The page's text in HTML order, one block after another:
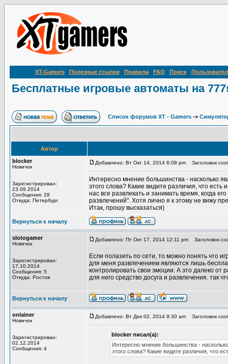
XT-Gamers Полезные ссылки Правила FAQ Поиск
Бесплатные игровые автоматы на
Список форумов XT - Gamers ->
Автор
blocker
Новичок
Зарегистрирован:
23.09.2014
Сообщения: 28
Откуда: Петербург
Добавлено: Вт Окт 14, 2014 6:08 pm Заголовок
Интересно мнение большинства - насколько
этого слова? Какие видите различия, что
нас все развлекать и занимать время, когда
развлечений". Хотя лично я к этому не вижу
Итак, прошу высказаться)
Вернуться к началу
slotogamer
Новичок
Зарегистрирован:
17.10.2014
Сообщения: 5
Откуда: Ростов
Добавлено: Пт Окт 17, 2014 12:11 pm Заголовок
Если полазить по сети, то можно понять что
для меня развлечением являются лишь
контролировать свои эмоции. А это далеко от
для него средство досуга и развлечения. так
Вернуться к началу
onlainer
Новичок
Зарегистрирован:
02.12.2014
Сообщения: 4
Добавлено: Вт Дек 02, 2014 9:30 am Заголовок
blocker писал(а):
Интересно мнение большинства -
этого слова? Какие видите различия, что